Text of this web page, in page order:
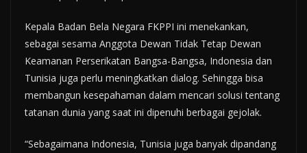
Kepala Badan Bela Negara FKPPI ini menekankan,
sebagai sesama Anggota Dewan Tidak Tetap Dewan
Keamanan Perserikatan Bangsa-Bangsa, Indonesia dan
Tunisia juga perlu meningkatkan dialog. Sehingga bisa
membangun kesepahaman dalam mencari solusi tentang
tatanan dunia yang saat ini dipenuhi berbagai gejolak.
“Sebagaimana Indonesia, Tunisia juga banyak dipandang